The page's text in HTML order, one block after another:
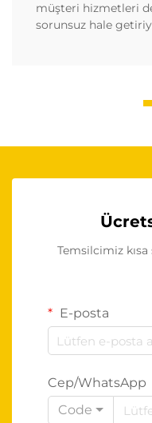
müşteri hizmetleri
sorunsuz hale
Temsilcimiz
E-posta
Cep/WhatsApp
Code